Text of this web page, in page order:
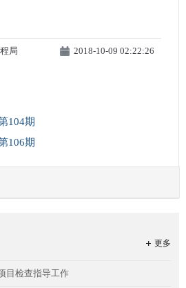
局 2018-10-09 02:22:26
104期
106期
更多
目检查指导工作